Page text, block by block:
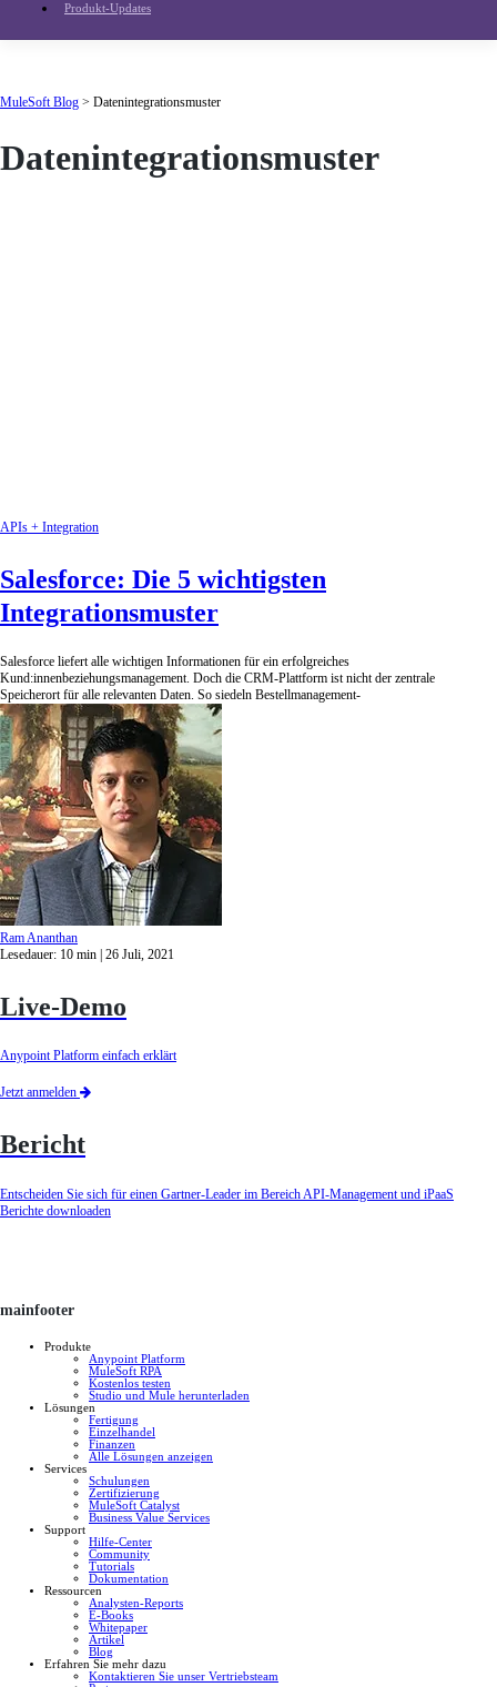
Produkt-Updates
MuleSoft Blog > Datenintegrationsmuster
Datenintegrationsmuster
APIs + Integration
Salesforce: Die 5 wichtigsten
Integrationsmuster
Salesforce liefert alle wichtigen Informationen für ein erfolgreiches
Kund:innenbeziehungsmanagement. Doch die CRM-Plattform ist nicht der zentrale
Speicherort für alle relevanten Daten. So siedeln Bestellmanagement-
Ram Ananthan
Lesedauer: 10 min | 26 Juli, 2021
Live-Demo
Anypoint Platform einfach erklärt
Jetzt anmelden
Bericht
Entscheiden Sie sich für einen Gartner-Leader im Bereich API-Management und iPaaS
Berichte downloaden
mainfooter
Produkte
Anypoint Platform
MuleSoft RPA
Kostenlos testen
Studio und Mule herunterladen
Lösungen
Fertigung
Einzelhandel
Finanzen
Alle Lösungen anzeigen
Services
Schulungen
Zertifizierung
MuleSoft Catalyst
Business Value Services
Support
Hilfe-Center
Community
Tutorials
Dokumentation
Ressourcen
Analysten-Reports
E-Books
Whitepaper
Artikel
Blog
Erfahren Sie mehr dazu
Kontaktieren Sie unser Vertriebsteam